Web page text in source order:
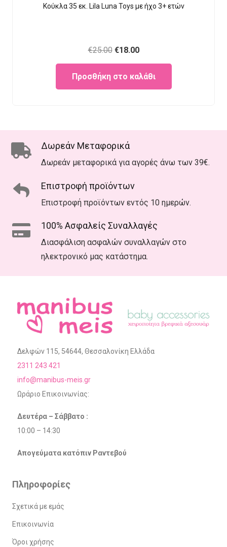
Κούκλα 35 εκ. Lila Luna Τοys με ήχο 3+ ετών
€25.00 Original
price
was:
€25.00.
€18.00Current
price
is:
€18.00.
Προσθήκη στο καλάθι
Δωρεάν Μεταφορικά
Δωρεάν μεταφορικά για αγορές άνω των 39€.
Επιστροφή προϊόντων
Επιστροφή προϊόντων εντός 10 ημερών.
100% Ασφαλείς Συναλλαγές
Διασφάλιση ασφαλών συναλλαγών στο
ηλεκτρονικό μας κατάστημα.
Δελφών 115, 54644, Θεσσαλονίκη Ελλάδα
2311 243 421
info@manibus-meis.gr
Ωράριο Επικοινωνίας:
Δευτέρα – Σάββατο :
10:00 – 14:30
Απογεύματα κατόπιν Ραντεβού
Πληροφορίες
Σχετικά με εμάς
Επικοινωνία
Όροι χρήσης